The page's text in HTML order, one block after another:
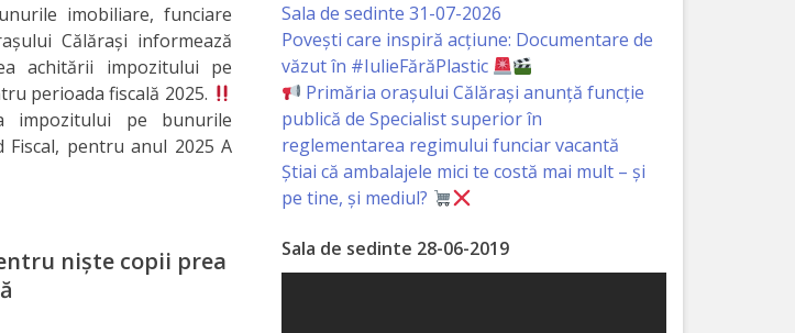
imobiliare, funciare
Călărași informează
achitării impozitului pe
perioada fiscală 2025.
impozitului pe bunurile
pentru anul 2025 A
niște copii prea
Sala de sedinte 31-07-2026
Povești care inspiră acțiune: Documentare de
văzut în #IulieFărăPlastic
Primăria orașului Călărași anunță funcție
publică de Specialist superior în
reglementarea regimului funciar vacantă
Știai că ambalajele mici te costă mai mult – și
pe tine, și mediul?
Sala de sedinte 28-06-2019